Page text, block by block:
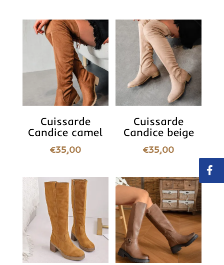
Cuissarde
Candice camel
€35,00
Cuissarde
Candice beige
€35,00